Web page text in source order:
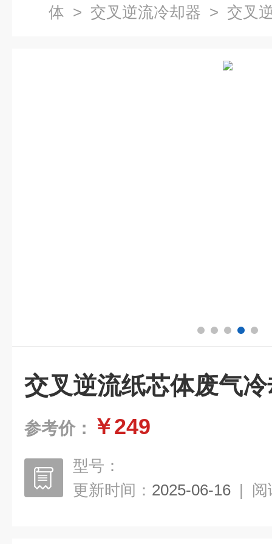
体 > 交叉逆流冷却器 > 交叉
交叉逆流纸芯体废气
参考价： ￥249
型号：
更新时间： 2025-06-16 | 阅